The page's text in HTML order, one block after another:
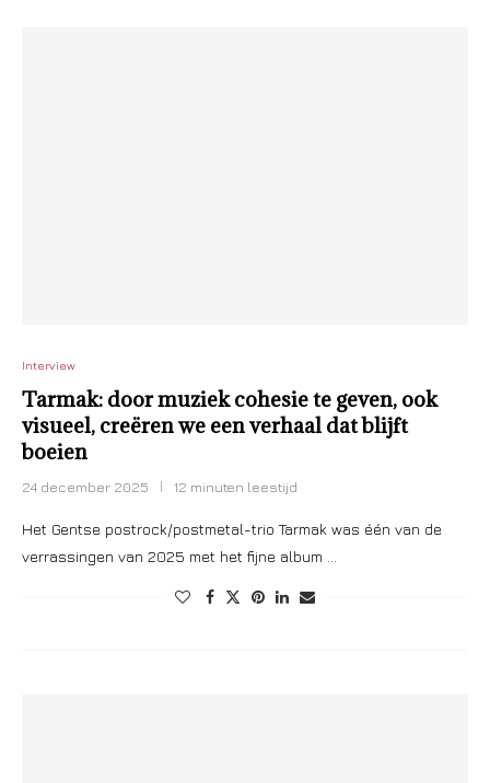
Interview
Tarmak: door muziek cohesie te geven, ook
visueel, creëren we een verhaal dat blijft
boeien
24 december 2025 12 minuten leestijd
Het Gentse postrock/postmetal-trio Tarmak was één van de
verrassingen van 2025 met het fijne album …